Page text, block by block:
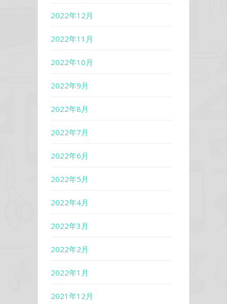
2022年12月
2022年11月
2022年10月
2022年9月
2022年8月
2022年7月
2022年6月
2022年5月
2022年4月
2022年3月
2022年2月
2022年1月
2021年12月